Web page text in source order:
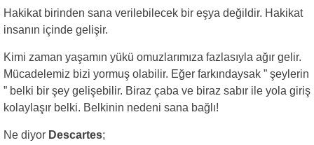
Hakikat birinden sana verilebilecek bir eşya değildir. Hakikat
insanın içinde gelişir.
Kimi zaman yaşamın yükü omuzlarımıza fazlasıyla ağır gelir.
Mücadelemiz bizi yormuş olabilir. Eğer farkındaysak ” şeylerin
” belki bir şey gelişebilir. Biraz çaba ve biraz sabır ile yola giriş
kolaylaşır belki. Belkinin nedeni sana bağlı!
Ne diyor Descartes;